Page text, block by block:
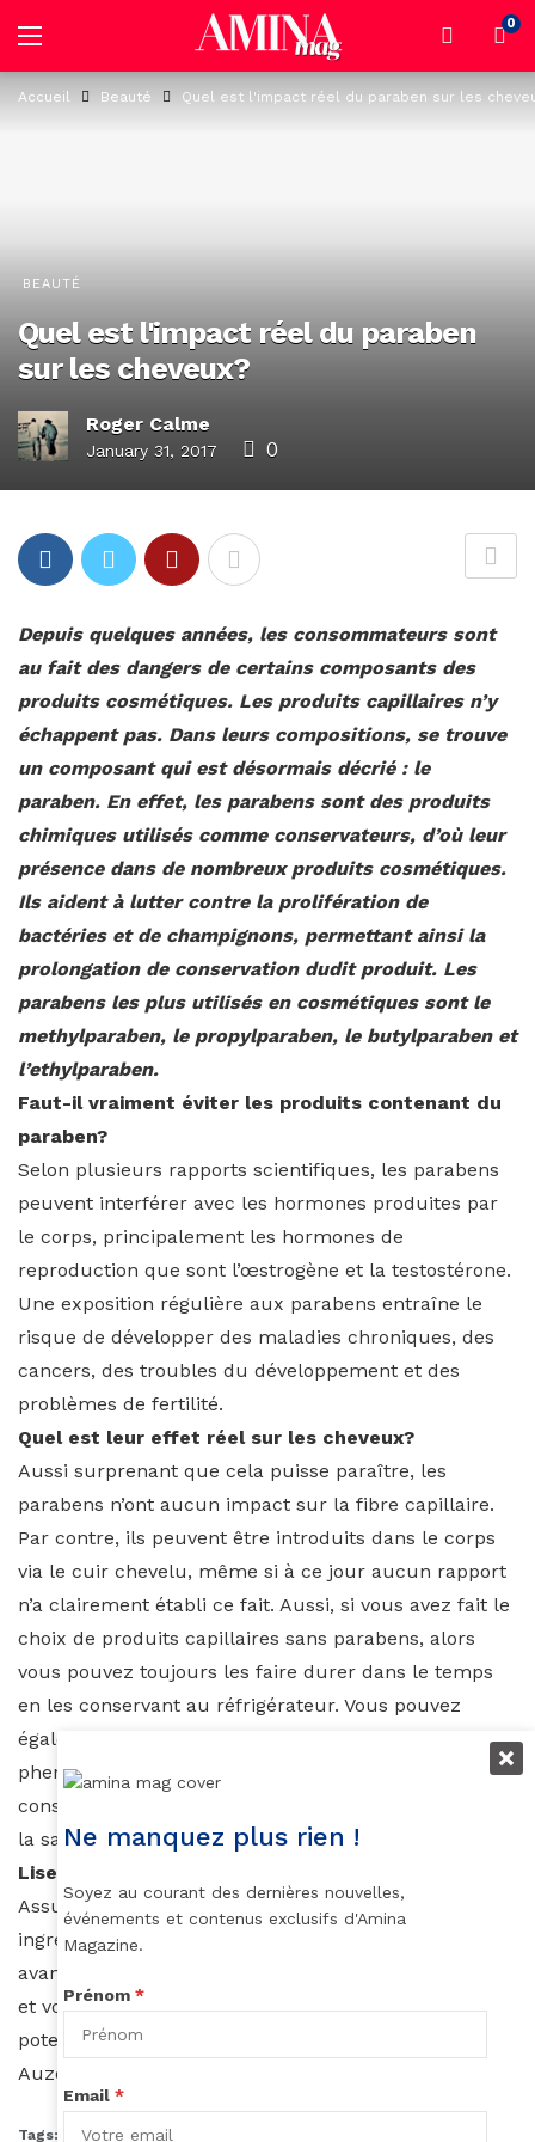
0
Accueil Beauté Quel est l'impact réel du paraben sur les
BEAUTÉ
Quel est l'impact réel du paraben
sur les cheveux?
Roger Calme
January 31, 2017 0
Depuis quelques années, les consommateurs sont
au fait des dangers de certains composants des
produits cosmétiques. Les produits capillaires n’y
échappent pas. Dans leurs compositions, se trouve
un composant qui est désormais décrié : le
paraben. En effet, les parabens sont des produits
chimiques utilisés comme conservateurs, d’où leur
présence dans de nombreux produits cosmétiques.
Ils aident à lutter contre la prolifération de
bactéries et de champignons, permettant ainsi la
prolongation de conservation dudit produit. Les
parabens les plus utilisés en cosmétiques sont le
methylparaben, le propylparaben, le butylparaben et
l’ethylparaben.
Faut-il vraiment éviter les produits contenant du
paraben?
Selon plusieurs rapports scientifiques, les parabens
peuvent interférer avec les hormones produites par
le corps, principalement les hormones de
reproduction que sont l’œstrogène et la testostérone.
Une exposition régulière aux parabens entraîne le
risque de développer des maladies chroniques, des
cancers, des troubles du développement et des
problèmes de fertilité.
Quel est leur effet réel sur les cheveux?
Aussi surprenant que cela puisse paraître, les
parabens n’ont aucun impact sur la fibre capillaire.
Par contre, ils peuvent être introduits dans le corps
via le cuir chevelu, même si à ce jour aucun rapport
n’a clairement établi ce fait. Aussi, si vous avez fait le
choix de produits capillaires sans parabens, alors
vous pouvez toujours les faire durer dans le temps
en les conservant au réfrigérateur. Vous pouvez
également opter pour des produits contenant du
phenoxyethanol, un autre conservateur, mais
considéré comme le moins dangereux de tous pour
la santé.
Lisez les étiquettes de vos produits
Assurez-vous de toujours vérifier la liste des
ingrédients qui composent votre produit capillaire
avant de l’acheter. Cela évitera à exposer vos cheveux
et votre cuir chevelu à des produits qui leur sont
potentiellement dommageables.
Auzouhat Gnaoré
Tags: cheveux afro
Ne manquez plus rien !
Soyez au courant des dernières nouvelles,
événements et contenus exclusifs d'Amina
Magazine.
Prénom *
Email *